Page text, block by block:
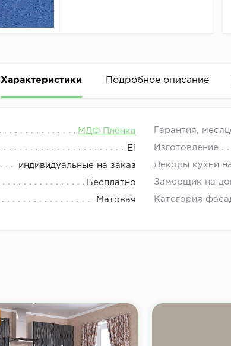
Характеристики Подробное описание
МДФ Плёнка Гарантия,
E1 Изготовление
индивидуальные на заказ Декоры кухни
Бесплатно Замерщик на
Матовая Категория